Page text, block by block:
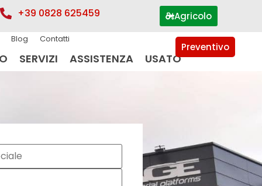
+39 0828 625459 Agricolo
Blog Contatti
SERVIZI ASSISTENZA USATO
Preventivo